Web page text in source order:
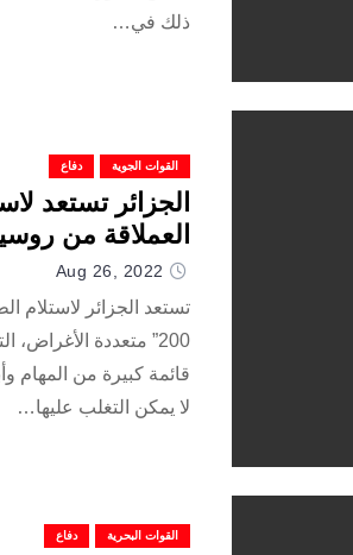
ذلك في…
القوات الجوية دفاع
العملاقة من
Aug 26, 2022
تستعد الجزائر لاستلام
200” متعددة الأغراض،
قائمة كبيرة من المهام
لا يمكن التغلب عليها…
القوات البحرية دفاع